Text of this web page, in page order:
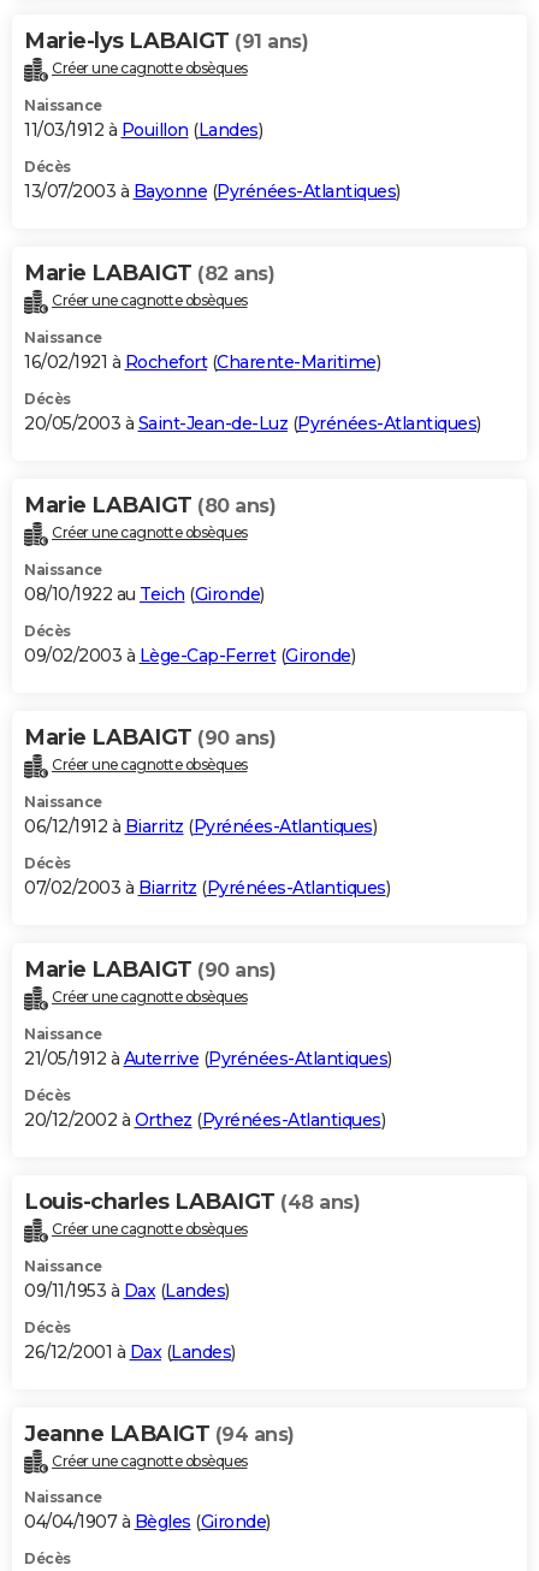
Marie-lys LABAIGT (91 ans)
Créer une cagnotte obsèques
Naissance
11/03/1912 à Pouillon (Landes)
Décès
13/07/2003 à Bayonne (Pyrénées-Atlantiques)
Marie LABAIGT (82 ans)
Créer une cagnotte obsèques
Naissance
16/02/1921 à Rochefort(Charente-Maritime)
Décès
20/05/2003 à Saint-Jean-de-Luz (Pyrénées-Atlantiques)
Marie LABAIGT (80 ans)
Créer une cagnotte obsèques
Naissance
08/10/1922 au Teich (Gironde)
Décès
09/02/2003 à Lège-Cap-Ferret(Gironde)
Marie LABAIGT (90 ans)
Créer une cagnotte obsèques
Naissance
06/12/1912 à Biarritz (Pyrénées-Atlantiques)
Décès
07/02/2003 à Biarritz (Pyrénées-Atlantiques)
Marie LABAIGT (90 ans)
Créer une cagnotte obsèques
Naissance
21/05/1912 à Auterrive (Pyrénées-Atlantiques)
Décès
20/12/2002 à Orthez (Pyrénées-Atlantiques)
Louis-charles LABAIGT (48 ans)
Créer une cagnotte obsèques
Naissance
09/11/1953 à Dax (Landes)
Décès
26/12/2001 à Dax (Landes)
Jeanne LABAIGT (94 ans)
Créer une cagnotte obsèques
Naissance
04/04/1907 à Bègles (Gironde)
Décès